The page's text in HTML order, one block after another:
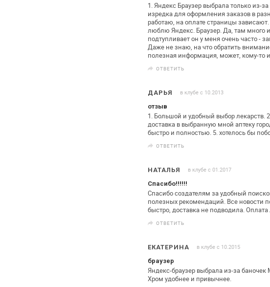
1. Яндекс Браузер выбрала только из-
изредка для оформления заказов в
работаю, на оплате страницы зависают.
люблю Яндекс. Браузер. Да, там много
подтупливает он у меня очень часто -
Даже не знаю, на что обратить
полезная информация, может, кому-то
ОТВЕТИТЬ
ДАРЬЯ в клубе с 10.2013
отзыв
1. Большой и удобный выбор лекарств.
доставка в выбранную мной аптеку
быстро и полностью. 5. хотелось бы
ОТВЕТИТЬ
НАТАЛЬЯ в клубе с 01.2017
Спасибо!!!!!!
Спасибо создателям за удобный
полезных рекомендаций. Все новости
быстро, доставка не подводила.
ОТВЕТИТЬ
ЕКАТЕРИНА в клубе с 10.2015
браузер
Яндекс-браузер выбрала из-за баночек
Хром удобнее и привычнее.